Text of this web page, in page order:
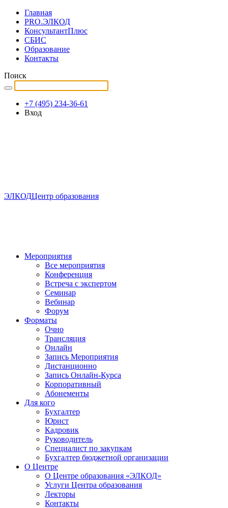
Главная
PRO.ЭЛКОД
КонсультантПлюс
СБИС
Образование
Контакты
Поиск
+7 (495) 234-36-61
Вход
ЭЛКОДЦентр образования
Мероприятия
Все мероприятия
Конференция
Встреча с экспертом
Семинар
Вебинар
Форум
Форматы
Очно
Трансляция
Онлайн
Запись Мероприятия
Дистанционно
Запись Онлайн-Курса
Корпоративный
Абонементы
Для кого
Бухгалтер
Юрист
Кадровик
Руководитель
Специалист по закупкам
Бухгалтер бюджетной организации
О Центре
О Центре образования «ЭЛКОД»
Услуги Центра образования
Лекторы
Контакты